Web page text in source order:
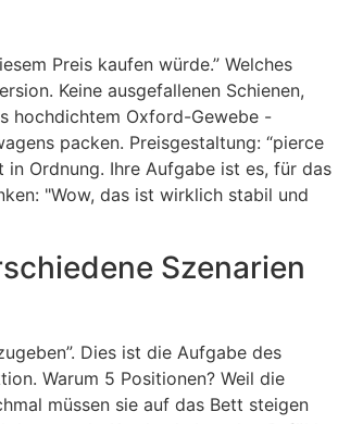
Preis kaufen würde.” Welches
Keine ausgefallenen Schienen,
hochdichtem Oxford-Gewebe -
packen. Preisgestaltung: “pierce
Ordnung. Ihre Aufgabe ist es, für das
"Wow, das ist wirklich stabil und
Szenarien
Dies ist die Aufgabe des
Warum 5 Positionen? Weil die
müssen sie auf das Bett steigen